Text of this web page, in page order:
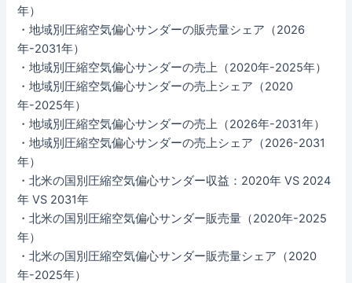
年）
・地域別圧縮空気偏心サンダーの販売量シェア（2026
年-2031年）
・地域別圧縮空気偏心サンダーの売上（2020年-2025年）
・地域別圧縮空気偏心サンダーの売上シェア（2020
年-2025年）
・地域別圧縮空気偏心サンダーの売上（2026年-2031年）
・地域別圧縮空気偏心サンダーの売上シェア（2026-2031
年）
・北米の国別圧縮空気偏心サンダー収益：2020年 VS 2024
年 VS 2031年
・北米の国別圧縮空気偏心サンダー販売量（2020年-2025
年）
・北米の国別圧縮空気偏心サンダー販売量シェア（2020
年-2025年）